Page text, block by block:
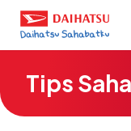
Tips